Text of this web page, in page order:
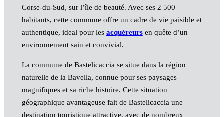
Corse-du-Sud, sur l’île de beauté. Avec ses 2 500
habitants, cette commune offre un cadre de vie paisible et
authentique, ideal pour les acquéreursen quête d’un
environnement sain et convivial.
La commune de Bastelicaccia se situe dans la région
naturelle de la Bavella, connue pour ses paysages
magnifiques et sa riche histoire. Cette situation
géographique avantageuse fait de Bastelicaccia une
destination touristique attractive, avec de nombreux